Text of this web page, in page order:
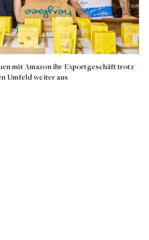
mit Amazon ihr Exportgeschäft trotz
Umfeld weiter aus